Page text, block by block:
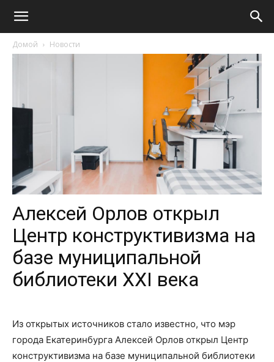
Домой Новости
Алексей Орлов открыл
Центр конструктивизма на
базе муниципальной
библиотеки XXI века
Из открытых источников стало известно, что мэр
города Екатеринбурга Алексей Орлов открыл Центр
конструктивизма на базе муниципальной библиотеки